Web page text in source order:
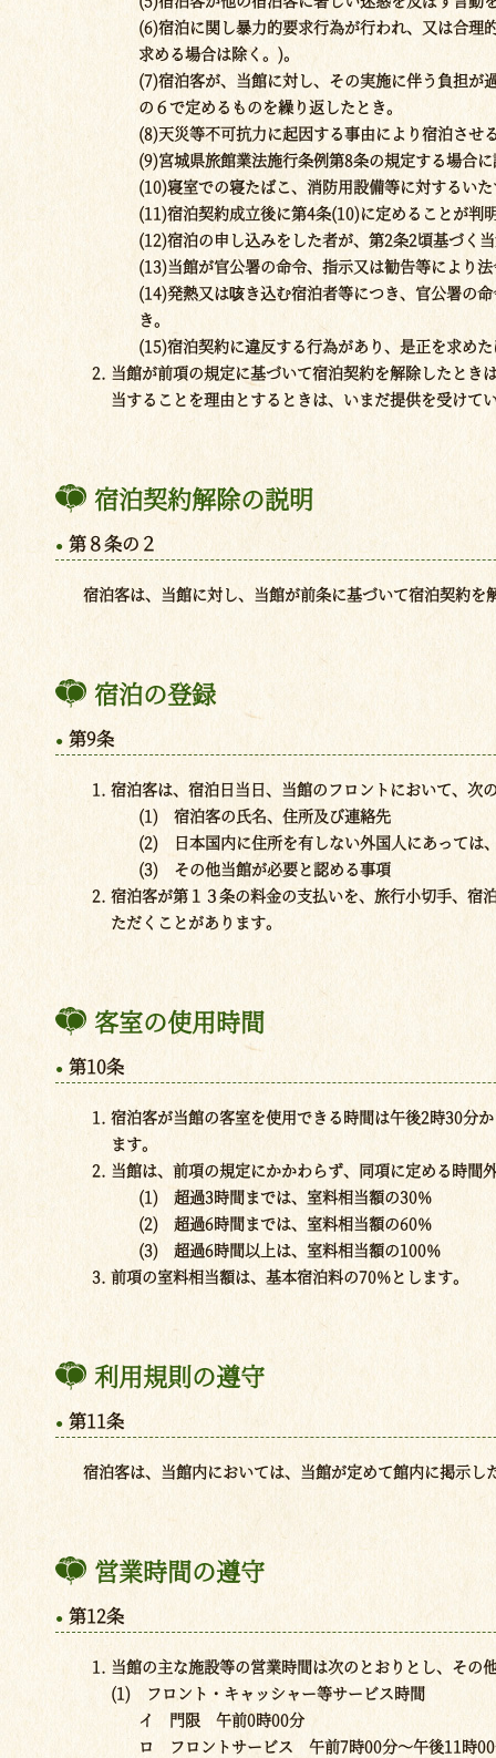
(6)宿泊に関し暴力的要求行為が行われ、又は合
求める場合は除く。)。
(7)宿泊客が、当館に対し、その実施に伴う負担が
の６で定めるものを繰り返したとき。
(8)天災等不可抗力に起因する事由により宿泊させ
(9)宮城県旅館業法施行条例第8条の規定する場合
(10)寝室での寝たばこ、消防用設備等に対するい
(11)宿泊契約成立後に第4条(10)に定めることが判
(12)宿泊の申し込みをした者が、第2条2頃基づく
(13)当館が官公署の命令、指示又は勧告等により
(14)発熱又は咳き込む宿泊者等につき、官公署の
き。
(15)宿泊契約に違反する行為があり、是正を求め
当館が前項の規定に基づいて宿泊契約を解除したと
当することを理由とするときは、いまだ提供を受けて
宿泊契約解除の説明
第８条の２
宿泊客は、当館に対し、当館が前条に基づいて宿泊契約
宿泊の登録
第9条
宿泊客は、宿泊日当日、当館のフロントにおいて、次
(1) 宿泊客の氏名、住所及び連絡先
(2) 日本国内に住所を有しない外国人にあっては
(3) その他当館が必要と認める事項
宿泊客が第１３条の料金の支払いを、旅行小切手、宿
ただくことがあります。
客室の使用時間
第10条
宿泊客が当館の客室を使用できる時間は午後2時30分
ます。
当館は、前項の規定にかかわらず、同項に定める時
(1) 超過3時間までは、室料相当額の30%
(2) 超過6時間までは、室料相当額の60%
(3) 超過6時間以上は、室料相当額の100%
前項の室料相当額は、基本宿泊料の70%とします。
利用規則の遵守
第11条
宿泊客は、当館内においては、当館が定めて館内に掲示し
営業時間の遵守
第12条
当館の主な施設等の営業時間は次のとおりとし、そ
(1) フロント・キャッシャー等サービス時間
イ 門限 午前0時00分
ロ フロントサービス 午前7時00分～午後11時